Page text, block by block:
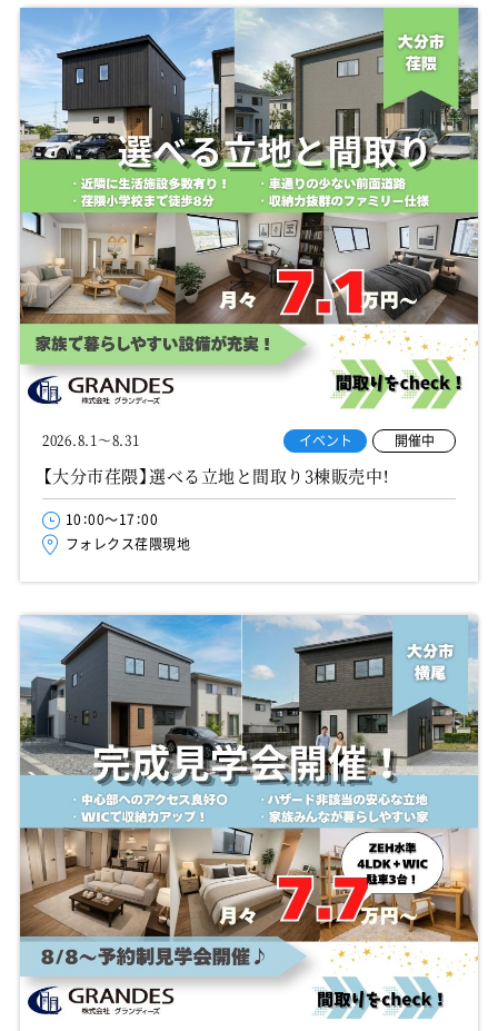
2026.8.1～8.31 イベント 開催中
【大分市荏隈】選べる立地と間取り3棟販売中！
10：00～17：00
フォレクス荏隈現地